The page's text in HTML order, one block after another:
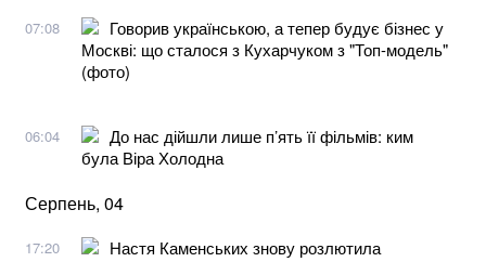
07:08
Говорив українською, а тепер будує бізнес у
Москві: що сталося з Кухарчуком з "Топ-модель"
(фото)
06:04
До нас дійшли лише п’ять її фільмів: ким
була Віра Холодна
Серпень, 04
17:20
Настя Каменських знову розлютила